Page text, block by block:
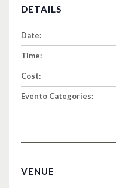
DETAILS
Date:
Time:
Cost:
Evento Categories:
VENUE